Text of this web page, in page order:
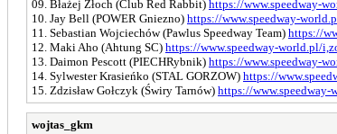
09. Błażej Złoch (Club Red Rabbit) https://www.speedway-
10. Jay Bell (POWER Gniezno) https://www.speedway-
11. Sebastian Wojciechów (Pawlus Speedway Team) https://
12. Maki Aho (Ahtung SC) https://www.speedway-world.pl/
13. Daimon Pescott (PIECHRybnik) https://www.speedway-
14. Sylwester Krasieńko (STAL GORZOW) https://
15. Zdzisław Gołczyk (Świry Tarnów) https://
wojtas_gkm